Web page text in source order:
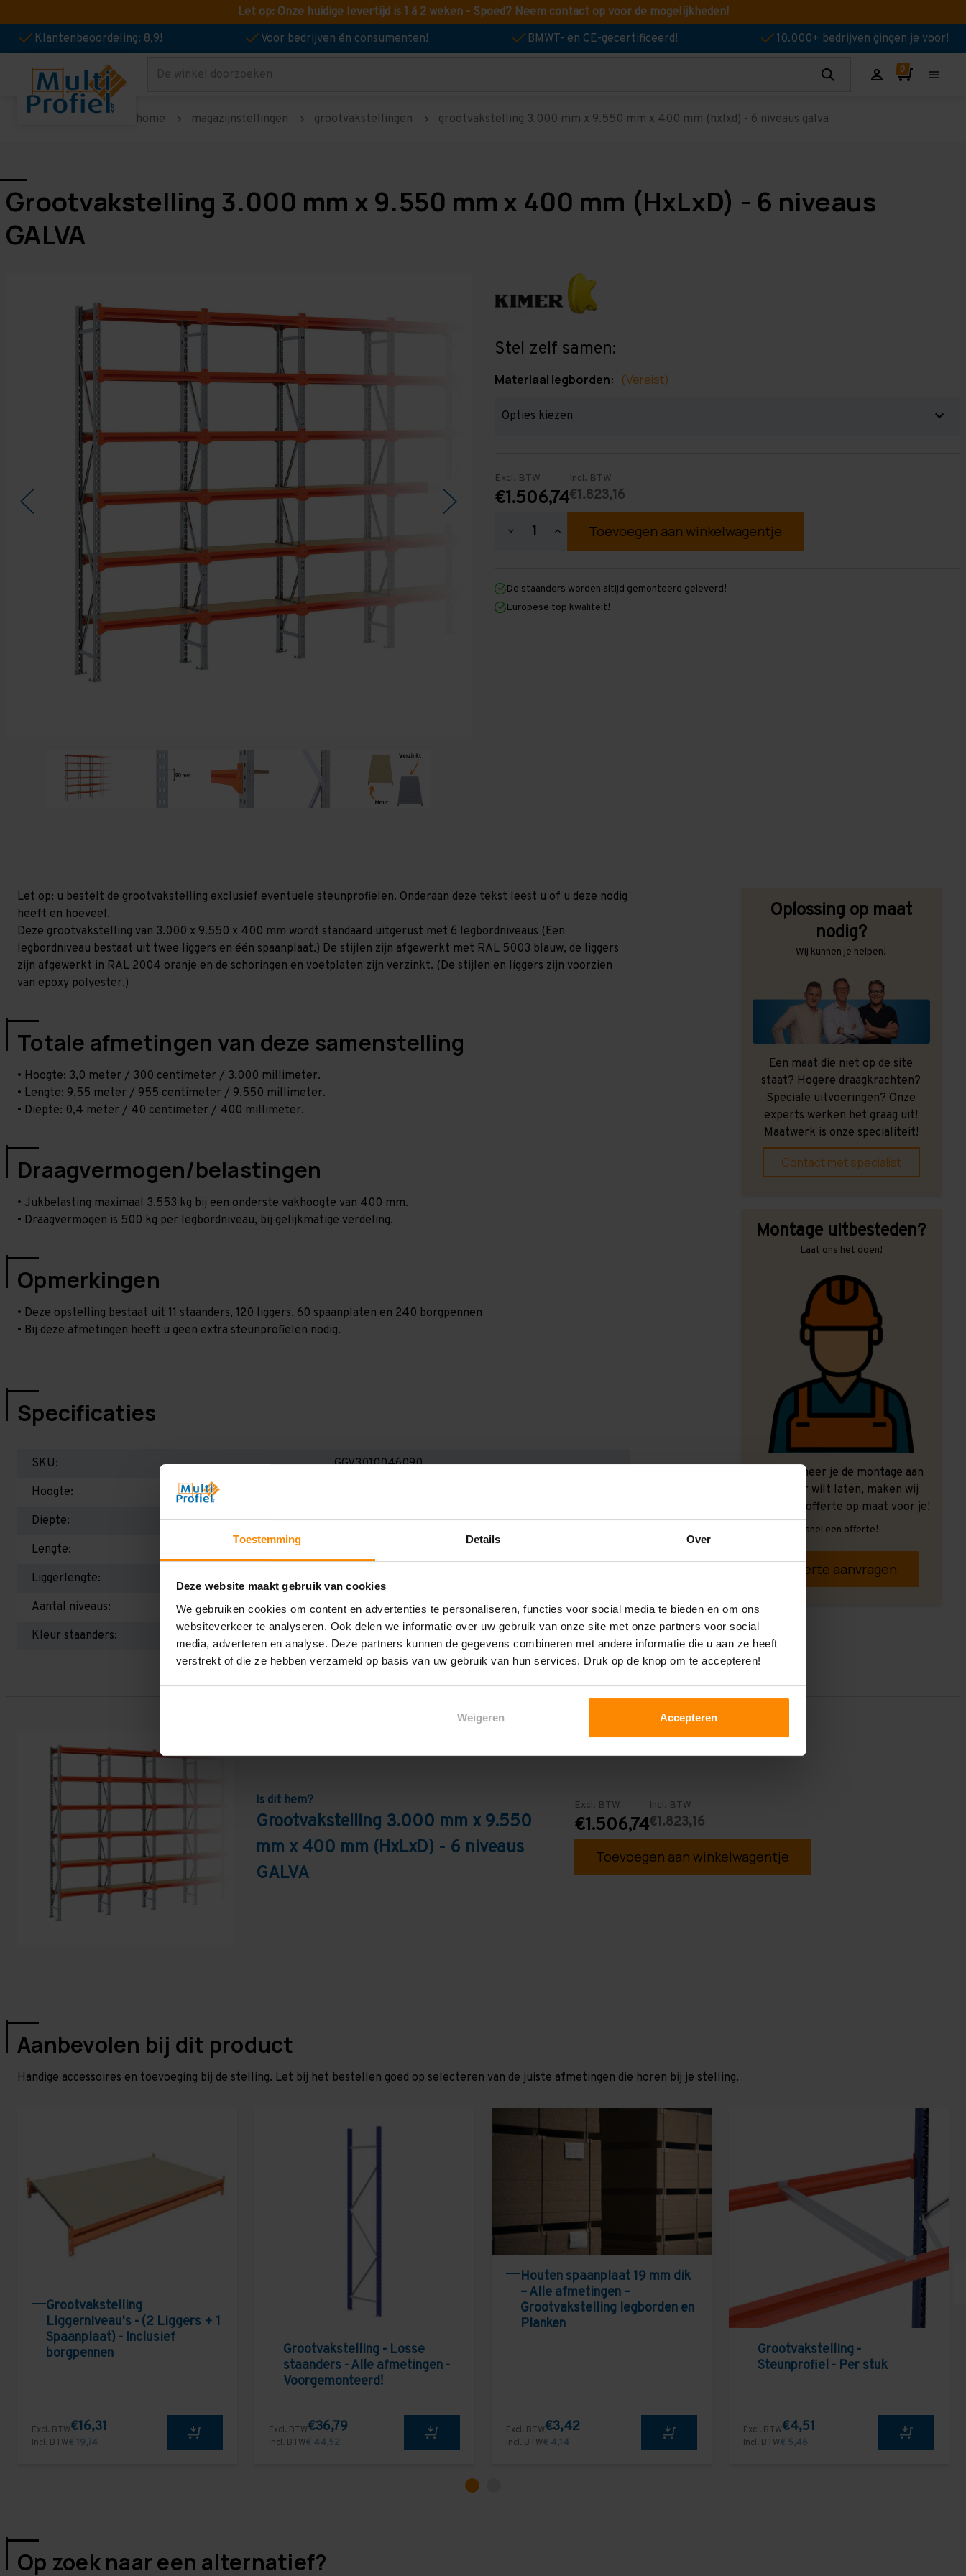
Toestemming Details Over
Deze website maakt gebruik van cookies
We gebruiken cookies om content en advertenties te personaliseren, functies voor social media te bieden en om ons
websiteverkeer te analyseren. Ook delen we informatie over uw gebruik van onze site met onze partners voor social
media, adverteren en analyse. Deze partners kunnen de gegevens combineren met andere informatie die u aan ze heeft
verstrekt of die ze hebben verzameld op basis van uw gebruik van hun services. Druk op de knop om te accepteren!
Weigeren Accepteren
Let op: Onze huidige levertijd is 1 á 2 weken - Spoed? Neem contact op voor de mogelijkheden!
Klantenbeoordeling: 8,9!
Voor bedrijven én consumenten! BMWT- en CE-gecertificeerd! 10.000+ bedrijven gingen je voor!
Zoeken
home magazijnstellingen grootvakstellingen grootvakstelling 3.000 mm x 9.550 mm x 400 mm (hxlxd) - 6 niveaus galva
Grootvakstelling 3.000 mm x 9.550 mm x 400 mm (HxLxD) - 6 niveaus
GALVA
Stel zelf samen:
Materiaal legborden: (Vereist)
Excl. BTW
€1.506,74
Incl. BTW
€1.823,16
Hoeveelheid
3.000
mm
x
9.550
Hoeveelheid
verhogen
3.000
mm
x
9.550
De staanders worden altijd gemonteerd geleverd!
Europese top kwaliteit!
Let op: u bestelt de grootvakstelling exclusief eventuele steunprofielen. Onderaan deze tekst leest u of u deze nodig
heeft en hoeveel.
Deze grootvakstelling van 3.000 x 9.550 x 400 mm wordt standaard uitgerust met 6 legbordniveaus (Een
legbordniveau bestaat uit twee liggers en één spaanplaat.) De stijlen zijn afgewerkt met RAL 5003 blauw, de liggers
zijn afgewerkt in RAL 2004 oranje en de schoringen en voetplaten zijn verzinkt. (De stijlen en liggers zijn voorzien
van epoxy polyester.)
Totale afmetingen van deze samenstelling
• Hoogte: 3,0 meter / 300 centimeter / 3.000 millimeter.
• Lengte: 9,55 meter / 955 centimeter / 9.550 millimeter.
• Diepte: 0,4 meter / 40 centimeter / 400 millimeter.
Draagvermogen/belastingen
• Jukbelasting maximaal 3.553 kg bij een onderste vakhoogte van 400 mm.
• Draagvermogen is 500 kg per legbordniveau, bij gelijkmatige verdeling.
Opmerkingen
• Deze opstelling bestaat uit 11 staanders, 120 liggers, 60 spaanplaten en 240 borgpennen
• Bij deze afmetingen heeft u geen extra steunprofielen nodig.
Specificaties
SKU:
GGV3010046090
Hoogte:
Diepte:
400 mm
Lengte:
Liggerlengte:
900 mm
Aantal niveaus:
6
Kleur staanders:
Galva
Oplossing op maat
nodig?
Wij kunnen je helpen!
Een maat die niet op de site
staat? Hogere draagkrachten?
Speciale uitvoeringen? Onze
experts werken het graag uit!
Maatwerk is onze specialiteit!
Contact met specialist
Montage uitbesteden?
Laat ons het doen!
Ook wanneer je de montage aan
ons over wilt laten, maken wij
graag een offerte op maat voor je!
Vrijblijvend, snel een offerte!
Offerte aanvragen
Is dit hem?
Grootvakstelling 3.000 mm x 9.550
mm x 400 mm (HxLxD) - 6 niveaus
GALVA
Excl. BTW
€1.506,74
Incl. BTW
€1.823,16
Toevoegen aan winkelwagentje
Aanbevolen bij dit product
Handige accessoires en toevoeging bij de stelling. Let bij het bestellen goed op selecteren van de juiste afmetingen die horen bij je stelling.
Grootvakstelling
Liggerniveau's - (2 Liggers + 1
Spaanplaat) - Inclusief
borgpennen
Excl. BTW€16,31
Incl. BTW€ 19,74
Grootvakstelling - Losse
staanders - Alle afmetingen -
Voorgemonteerd!
Excl. BTW€36,79
Incl. BTW€ 44,52
Houten spaanplaat 19 mm dik
– Alle afmetingen –
Grootvakstelling legborden en
Planken
Excl. BTW€3,42
Incl. BTW€ 4,14
Grootvakstelling -
Steunprofiel - Per stuk
Excl. BTW€4,51
Incl. BTW€ 5,46
Op zoek naar een alternatief?